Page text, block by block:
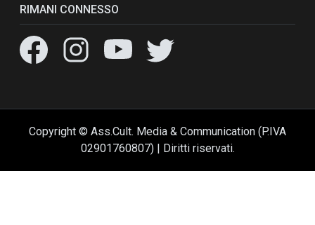
RIMANI CONNESSO
Copyright © Ass.Cult. Media & Communication (P.IVA
02901760807) | Diritti riservati.